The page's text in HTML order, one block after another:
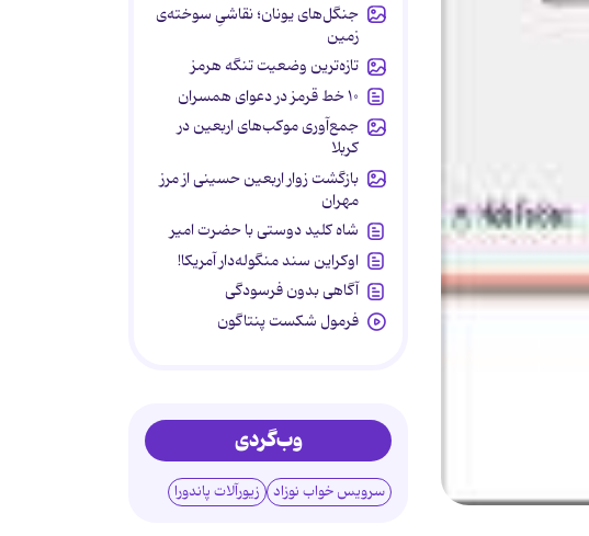
جنگل‌های یونان؛ نقاشیِ سوخته‌ی
زمین
تازه‌ترین وضعیت تنگه هرمز
۱۰ خط قرمز در دعوای همسران
جمع‌آوری موکب‌های اربعین در
کربلا
بازگشت زوار اربعین حسینی از مرز
مهران
شاه کلید دوستی با حضرت امیر
اوکراین سند منگوله‌دار آمریکا!
آگاهی بدون فرسودگی
فرمول شکست پنتاگون
وب‌گردی
سرویس خواب نوزاد زیورآلات پاندورا